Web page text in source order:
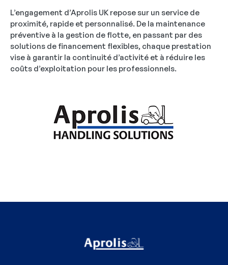
L’engagement d’Aprolis UK repose sur un service de
proximité, rapide et personnalisé. De la maintenance
préventive à la gestion de flotte, en passant par des
solutions de financement flexibles, chaque prestation
vise à garantir la continuité d’activité et à réduire les
coûts d’exploitation pour les professionnels.